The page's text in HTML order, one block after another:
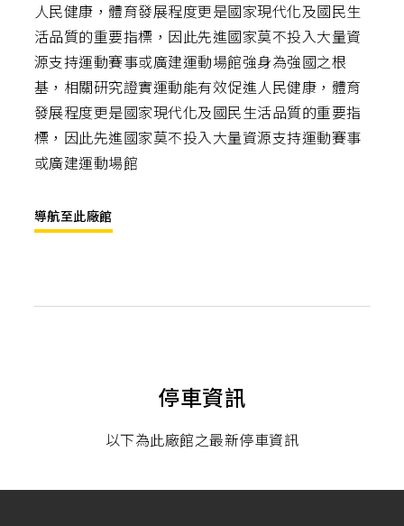
人民健康，體育發展程度更是國家現代化及國民生
活品質的重要指標，因此先進國家莫不投入大量資
源支持運動賽事或廣建運動場館強身為強國之根
基，相關研究證實運動能有效促進人民健康，體育
發展程度更是國家現代化及國民生活品質的重要指
標，因此先進國家莫不投入大量資源支持運動賽事
或廣建運動場館
導航至此廠館
停車資訊
以下為此廠館之最新停車資訊